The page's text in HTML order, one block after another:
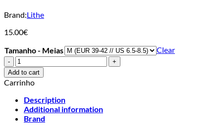
Brand:Lithe
15.00€
Tamanho - Meias
Clear
Meias
Lithe
HWPO
Limited
quantity
Add to cart
Carrinho
Description
Additional information
Brand